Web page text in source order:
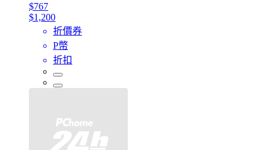
$767
$1,200
折價券
P幣
折扣